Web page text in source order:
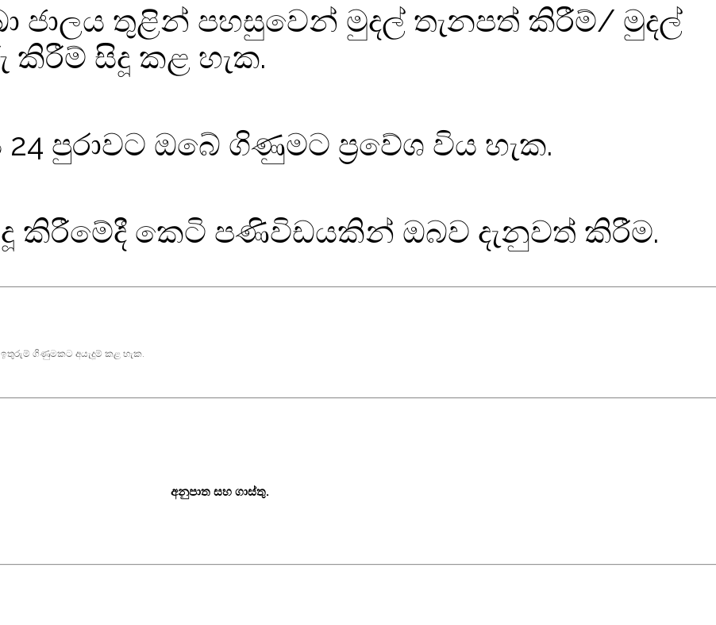
ජාලය තුළින් පහසුවෙන් මුදල් තැනපත් කිරීම්/ මුදල්
කිරීම් සිදූ කළ හැක.
පුරාවට ඔබේ ගිණුමට ප්‍රවේශ විය හැක.
කිරීමේදී කෙටි පණිවිඩයකින් ඔබව දැනුවත් කිරීම.
ඉතුරුම් ගිණුමකට අයැදූම් කළ හැක.
අනුපාත සහ ගාස්තු.